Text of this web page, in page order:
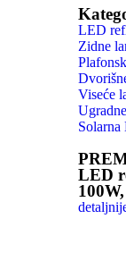
LED
Zidne
Viseće
Solarna
LED